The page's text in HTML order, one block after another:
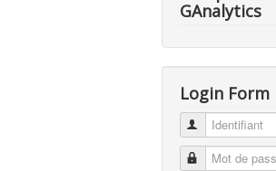
GAnalytics
Login Form
Identifiant
Mot de passe